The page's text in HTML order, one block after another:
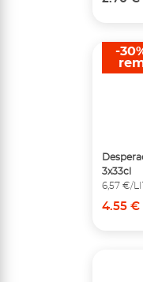
3x33cl
6,57 €/
4.55 €
-